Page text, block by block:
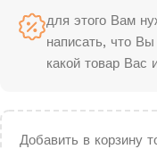
для этого Вам
написать, что
какой товар Вас
Добавить в корзину